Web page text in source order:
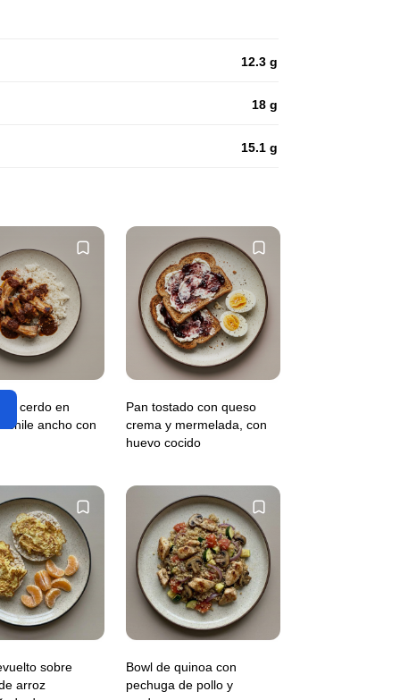
12.3 g
18 g
15.1 g
cerdo en
chile ancho con
Pan tostado con queso
crema y mermelada, con
huevo cocido
sobre
arroz
Bowl de quinoa con
pechuga de pollo y